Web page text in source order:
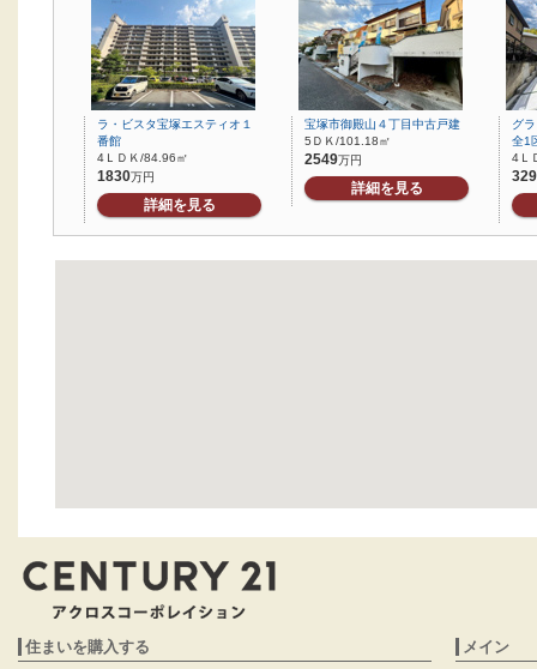
ラ・ビスタ宝塚エスティオ１
番館
4ＬＤＫ/84.96㎡
1830万円
詳細を見る
宝塚市御殿山４丁目中古戸建
5ＤＫ/101.18㎡
2549万円
詳細を見る
グ
全1
4Ｌ
住まいを購入する メイン